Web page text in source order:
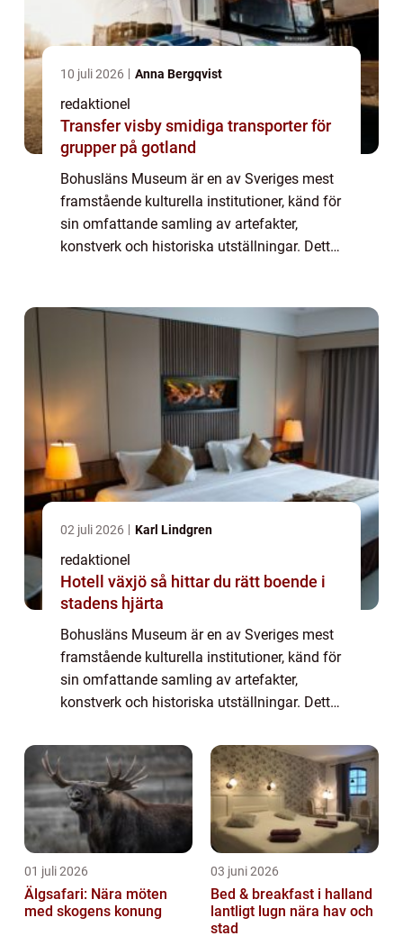
10 juli 2026 Anna Bergqvist
redaktionel
Transfer visby smidiga transporter för
grupper på gotland
Bohusläns Museum är en av Sveriges mest
framstående kulturella institutioner, känd för
sin omfattande samling av artefakter,
konstverk och historiska utställningar. Detta
02 juli 2026 Karl Lindgren
redaktionel
Hotell växjö så hittar du rätt boende i
stadens hjärta
Bohusläns Museum är en av Sveriges mest
framstående kulturella institutioner, känd för
sin omfattande samling av artefakter,
konstverk och historiska utställningar. Detta
grundlig översikt av Bohusläns Museum o...
01 juli 2026
Älgsafari: Nära möten
med skogens konung
03 juni 2026
Bed & breakfast i halland
lantligt lugn nära hav och
stad